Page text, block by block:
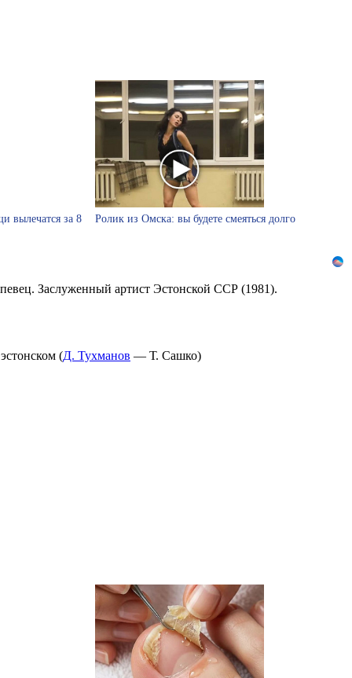
вылечатся за 8 Ролик из Омска: вы будете смеяться долго
Заслуженный артист Эстонской ССР (1981).
(Д. Тухманов — Т. Сашко)